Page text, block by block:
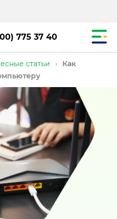
775 37 40
статьи ›
Как